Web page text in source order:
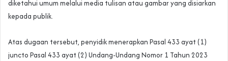
diketahui umum melalui media tulisan atau gambar yang disiarkan
kepada publik.
Atas dugaan tersebut, penyidik menerapkan Pasal 433 ayat (1)
juncto Pasal 433 ayat (2) Undang-Undang Nomor 1 Tahun 2023